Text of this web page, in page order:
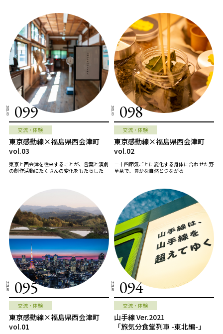
2021.03 099
交流・体験
東京感動線×福島県西会津町
vol.03
東京と西会津を往来することが、言葉と演劇
の創作活動にたくさんの変化をもたらした
2021.03 098
交流・体験
東京感動線×福島県西会津町
vol.02
二十四節気ごとに変化する身体に合わせた野
草茶で、豊かな自然とつながる
2021.03 095
交流・体験
東京感動線×福島県西会津町
vol.01
2021.03 094
交流・体験
山手線 Ver.2021
「旅気分食堂列車 -東北編-」